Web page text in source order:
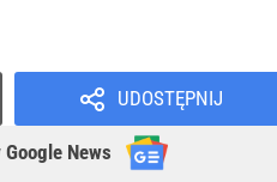
UDOSTĘPNIJ
Google News